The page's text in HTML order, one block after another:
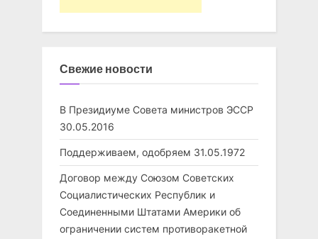
Свежие новости
В Президиуме Совета министров ЭССР
30.05.2016
Поддерживаем, одобряем 31.05.1972
Договор между Союзом Советских
Социалистических Республик и
Соединенными Штатами Америки об
ограничении систем противоракетной